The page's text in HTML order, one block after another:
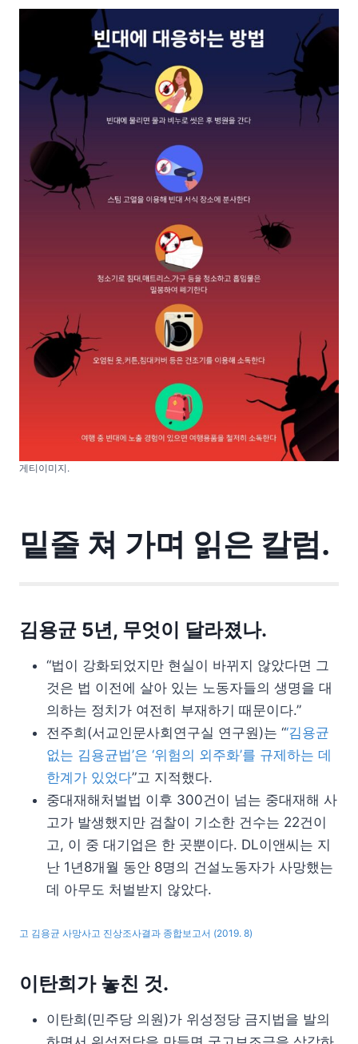
게티이미지.
밑줄 쳐 가며 읽은 칼럼.
김용균 5년, 무엇이 달라졌나.
“법이 강화되었지만 현실이 바뀌지 않았다면 그
것은 법 이전에 살아 있는 노동자들의 생명을 대
의하는 정치가 여전히 부재하기 때문이다.”
전주희(서교인문사회연구실 연구원)는 “‘김용균
없는 김용균법’은 ‘위험의 외주화’를 규제하는 데
한계가 있었다”고 지적했다.
중대재해처벌법 이후 300건이 넘는 중대재해 사
고가 발생했지만 검찰이 기소한 건수는 22건이
고, 이 중 대기업은 한 곳뿐이다. DL이앤씨는 지
난 1년8개월 동안 8명의 건설노동자가 사망했는
데 아무도 처벌받지 않았다.
고 김용균 사망사고 진상조사결과 종합보고서 (2019. 8)
이탄희가 놓친 것.
이탄희(민주당 의원)가 위성정당 금지법을 발의